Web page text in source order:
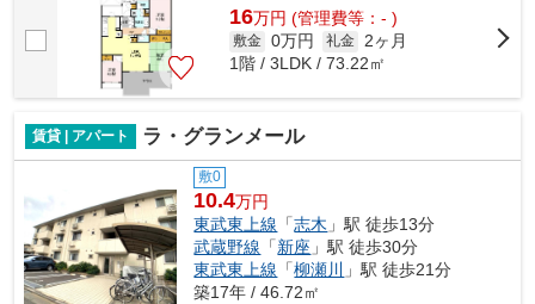
16万円 (管理費等：- )
敷金 0万円 礼金 2ヶ月
1階 / 3LDK / 73.22㎡
賃貸 | アパート ラ・グランメール
敷0
10.4万円
東武東上線 「志木 」駅 徒歩13分
武蔵野線 「新座 」駅 徒歩30分
東武東上線 「柳瀬川
」駅 徒歩21分
築17年 / 46.72㎡